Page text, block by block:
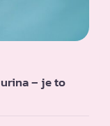
– je to